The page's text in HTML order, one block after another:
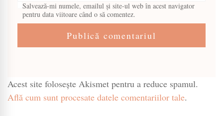
Salvează-mi numele, emailul și site-ul web în acest navigator
pentru data viitoare când o să comentez.
Acest site folosește Akismet pentru a reduce spamul.
Află cum sunt procesate datele comentariilor tale.